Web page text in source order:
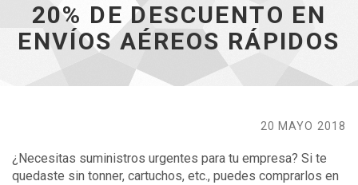
20% DE DESCUENTO EN
ENVÍOS AÉREOS RÁPIDOS
20 MAYO 2018
¿Necesitas suministros urgentes para tu empresa? Si te
quedaste sin tonner, cartuchos, etc., puedes comprarlos en